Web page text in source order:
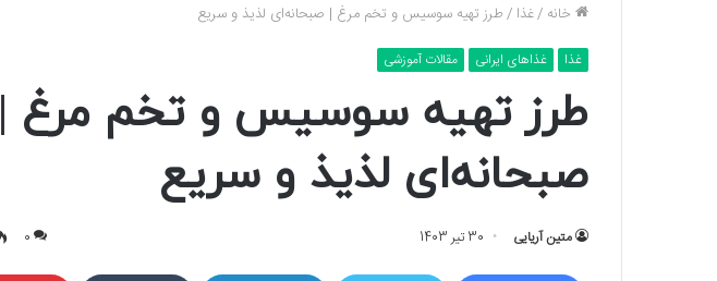
خانه /غذا /طرز تهیه سوسیس و تخم مرغ | صبحانه‌ای لذیذ و سریع
غذا غذاهای ایرانی مقالات آموزشی
طرز تهیه سوسیس و تخم مرغ |
صبحانه‌ای لذیذ و سریع
متین آریایی 30 تیر 1403 0